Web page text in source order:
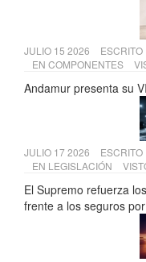
JULIO 15 2026 ESCRITO
EN COMPONENTES
Andamur presenta su
JULIO 17 2026 ESCRITO
EN LEGISLACIÓN
El Supremo refuerza
frente a los seguros